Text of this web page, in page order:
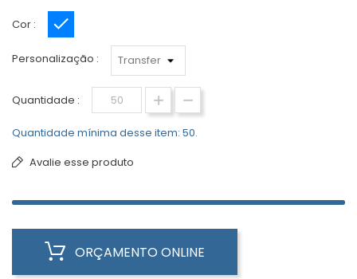
Cor :
Personalização :
Quantidade :
Quantidade mínima desse item: 50.
Avalie esse produto
ORÇAMENTO ONLINE